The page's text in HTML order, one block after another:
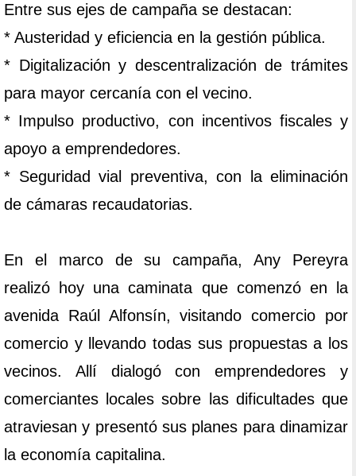
Entre sus ejes de campaña se destacan:
* Austeridad y eficiencia en la gestión pública.
* Digitalización y descentralización de trámites
para mayor cercanía con el vecino.
* Impulso productivo, con incentivos fiscales y
apoyo a emprendedores.
* Seguridad vial preventiva, con la eliminación
de cámaras recaudatorias.
En el marco de su campaña, Any Pereyra
realizó hoy una caminata que comenzó en la
avenida Raúl Alfonsín, visitando comercio por
comercio y llevando todas sus propuestas a los
vecinos. Allí dialogó con emprendedores y
comerciantes locales sobre las dificultades que
atraviesan y presentó sus planes para dinamizar
la economía capitalina.